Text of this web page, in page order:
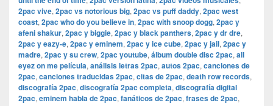
2pac vive, 2pac vs notorious big, 2pac vs puff daddy, 2pac west
coast, 2pac who do you believe in, 2pac with snoop dogg, 2pac y
afeni shakur, 2pac y biggie, 2pac y black panthers, 2pac y dr dre,
2pac y eazy-e, 2pac y eminem, 2pac y ice cube, 2pac y jail, 2pac y
madre, 2pac y su crew, 2pac youtube, álbum double disc 2pac, all
eyez on me película, análisis letras 2pac, autos 2pac, canciones de
2pac, canciones traducidas 2pac, citas de 2pac, death row records,
discografía 2pac, discografía 2pac completa, discografía digital
2pac, eminem habla de 2pac, fanáticos de 2pac, frases de 2pac,